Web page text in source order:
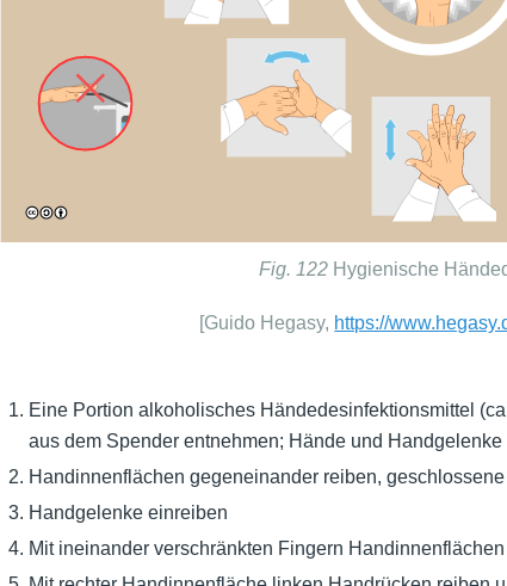
Fig. 122 Hygienische
[Guido Hegasy, https://
Eine Portion alkoholisches Händedesinfektionsmittel
aus dem Spender entnehmen; Hände und
Handinnenflächen gegeneinander reiben, geschlossene
Handgelenke einreiben
Mit ineinander verschränkten Fingern